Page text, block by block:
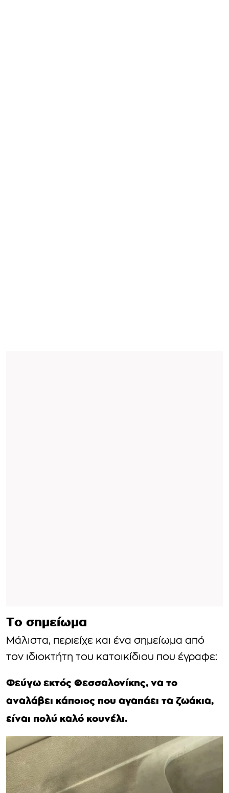
Το σημείωμα
Μάλιστα, περιείχε και ένα σημείωμα από
τον ιδιοκτήτη του κατοικίδιου που έγραφε:
Φεύγω εκτός Θεσσαλονίκης, να το
αναλάβει κάποιος που αγαπάει τα ζωάκια,
είναι πολύ καλό κουνέλι.